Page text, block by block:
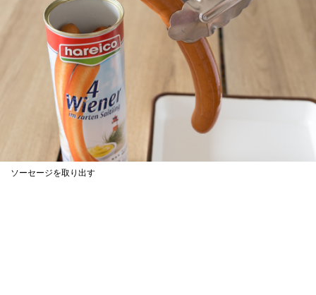
ソーセージを取り出す